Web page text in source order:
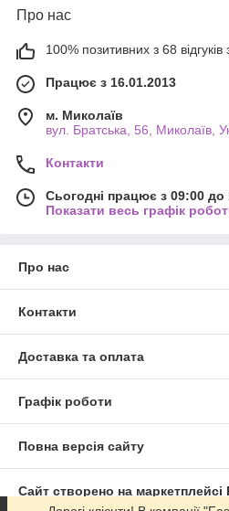
Про нас
100% позитивних з 68 відгуків
Працює з 16.01.2013
м. Миколаїв
вул. Братська, 56, Миколаїв,
Контакти
Сьогодні працює з 09:00 до
Показати весь графік
Про нас
Контакти
Доставка та оплата
Графік роботи
Повна версія сайту
Сайт створено на маркетплейсі